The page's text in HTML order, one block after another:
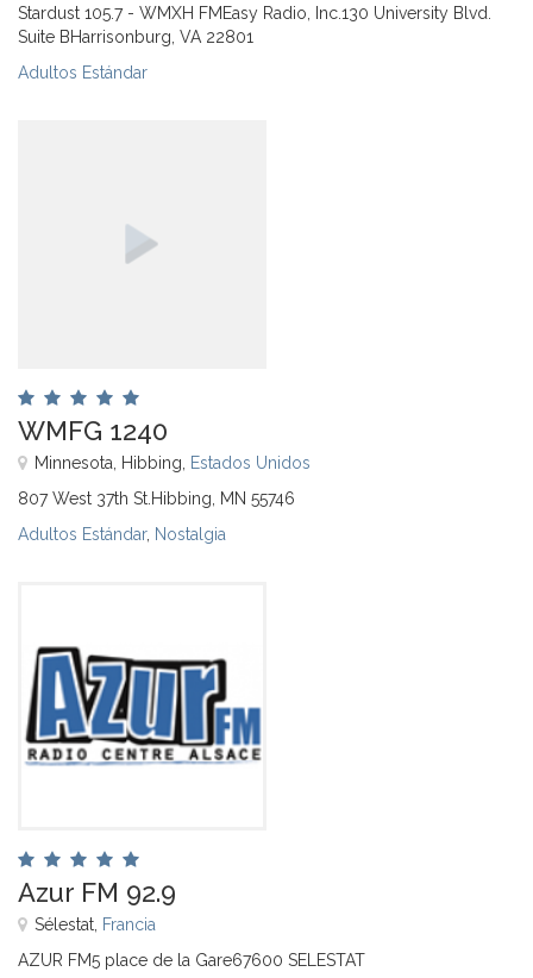
Stardust 105.7 - WMXH FMEasy Radio, Inc.130 University Blvd.
Suite BHarrisonburg, VA 22801
Adultos Estándar
WMFG 1240
Minnesota, Hibbing, Estados Unidos
807 West 37th St.Hibbing, MN 55746
Adultos Estándar, Nostalgia
Azur FM 92.9
Sélestat, Francia
AZUR FM5 place de la Gare67600 SELESTAT